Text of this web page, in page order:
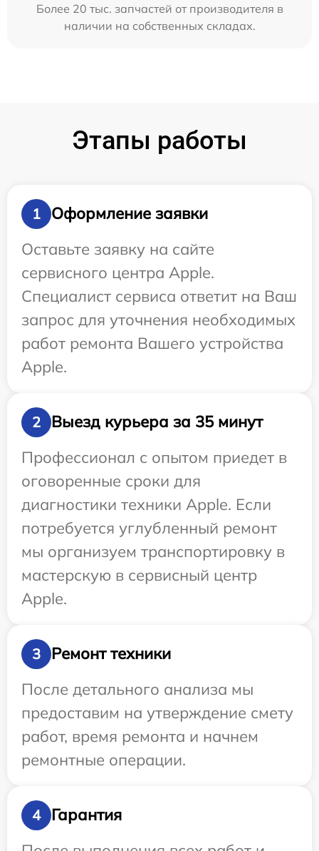
Более 20 тыс. запчастей от производителя в
наличии на собственных складах.
Этапы работы
1
Оформление заявки
Оставьте заявку на сайте
сервисного центра Apple.
Специалист сервиса ответит на Ваш
запрос для уточнения необходимых
работ ремонта Вашего устройства
Apple.
2
Выезд курьера за 35 минут
Профессионал с опытом приедет в
оговоренные сроки для
диагностики техники Apple. Если
потребуется углубленный ремонт
мы организуем транспортировку в
мастерскую в сервисный центр
Apple.
3
Ремонт техники
После детального анализа мы
предоставим на утверждение смету
работ, время ремонта и начнем
ремонтные операции.
4
Гарантия